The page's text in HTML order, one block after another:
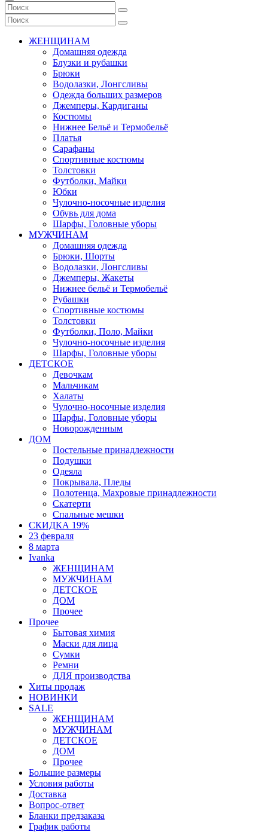
ЖЕНЩИНАМ
Домашняя одежда
Блузки и рубашки
Брюки
Водолазки, Лонгсливы
Одежда больших размеров
Джемперы, Кардиганы
Костюмы
Нижнее Бельё и Термобельё
Платья
Сарафаны
Спортивные костюмы
Толстовки
Футболки, Майки
Юбки
Чулочно-носочные изделия
Обувь для дома
Шарфы, Головные уборы
МУЖЧИНАМ
Домашняя одежда
Брюки, Шорты
Водолазки, Лонгсливы
Джемперы, Жакеты
Нижнее бельё и Термобельё
Рубашки
Спортивные костюмы
Толстовки
Футболки, Поло, Майки
Чулочно-носочные изделия
Шарфы, Головные уборы
ДЕТСКОЕ
Девочкам
Мальчикам
Халаты
Чулочно-носочные изделия
Шарфы, Головные уборы
Новорожденным
ДОМ
Постельные принадлежности
Подушки
Одеяла
Покрывала, Пледы
Полотенца, Махровые принадлежности
Скатерти
Спальные мешки
СКИДКА 19%
23 февраля
8 марта
Ivanka
ЖЕНЩИНАМ
МУЖЧИНАМ
ДЕТСКОЕ
ДОМ
Прочее
Прочее
Бытовая химия
Маски для лица
Сумки
Ремни
ДЛЯ производства
Хиты продаж
НОВИНКИ
SALE
ЖЕНЩИНАМ
МУЖЧИНАМ
ДЕТСКОЕ
ДОМ
Прочее
Большие размеры
Условия работы
Доставка
Вопрос-ответ
Бланки предзаказа
График работы